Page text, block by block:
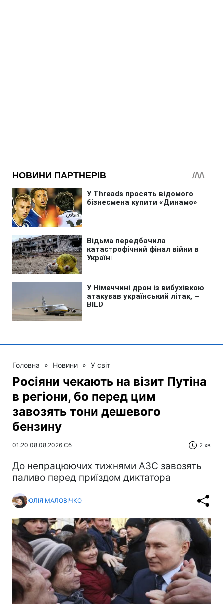
Головна » Новини » У світі
Росіяни чекають на візит Путіна
в регіони, бо перед цим
завозять тони дешевого
бензину
01:20 08.08.2026 Сб 2 хв
До непрацюючих тижнями АЗС завозять
паливо перед приїздом диктатора
ЮЛІЯ МАЛОВІЧКО